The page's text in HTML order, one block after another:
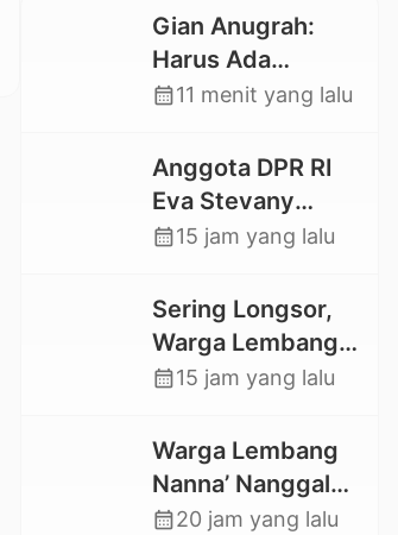
Gian Anugrah:
Harus Ada
Kepastian Hukum
Agar Keluarga
tidak Larut dalam
Trauma dan
Berkepanjangan
calendar_month11 menit yang lalu
Anggota DPR RI
Eva Stevany
Rataba Salurkan
Warga Terdampak
Longsor di Buntu
Pepasan
calendar_month15 jam yang lalu
Sering Longsor,
Warga Lembang
Gasing Swadaya
Deker dan Talut
Jalan
Penghubung
calendar_month15 jam yang lalu
Warga Lembang
Nanna’ Nanggala,
Swadaya Cor
calendar_month20 jam yang lalu